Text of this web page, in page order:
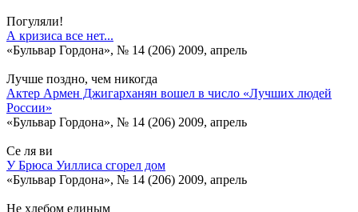
Погуляли!
А кризиса все нет...
«Бульвар Гордона», № 14 (206) 2009, апрель
Лучше поздно, чем никогда
Актер Армен Джигарханян вошел в число «Лучших людей
России»
«Бульвар Гордона», № 14 (206) 2009, апрель
Се ля ви
У Брюса Уиллиса сгорел дом
«Бульвар Гордона», № 14 (206) 2009, апрель
Не хлебом единым